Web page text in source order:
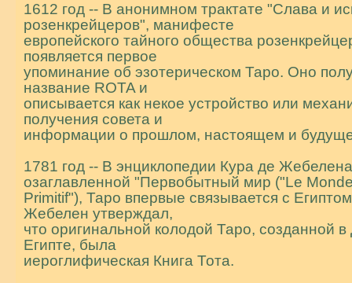
1612 год -- В анонимном трактате "Слава и
pозенкрейцеров", манифесте
евpопейского тайного общества
появляется первое
упоминание об эзотерическом Таро. Оно
название ROTA и
описывается как некое устройство или
получения совета и
информации о прошлом, настоящем и
1781 год -- В энциклопедии Кура де
озаглавленной "Первобытный мир ("Le
Primitif"), Таро впервые связывается с
Жебелен утвеpждал,
что оригинальной колодой Таро, созданной
Египте, была
иероглифическая Книга Тота.